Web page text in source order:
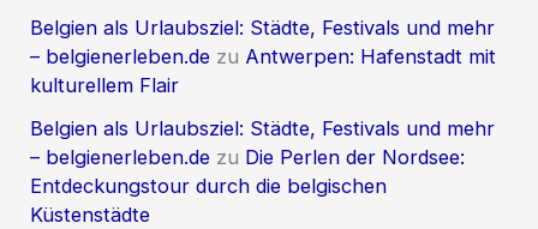
Belgien als Urlaubsziel: Städte, Festivals und mehr
– belgienerleben.de zu Antwerpen: Hafenstadt mit
kulturellem Flair
Belgien als Urlaubsziel: Städte, Festivals und mehr
– belgienerleben.de zu Die Perlen der Nordsee:
Entdeckungstour durch die belgischen
Küstenstädte